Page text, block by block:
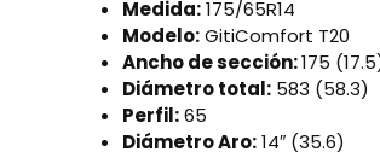
Medida:175/65R14
Modelo:GitiComfort T20
Ancho de sección:175
Diámetro total: 583 (58.3)
Perfil:65
Diámetro Aro:14″ (35.6)